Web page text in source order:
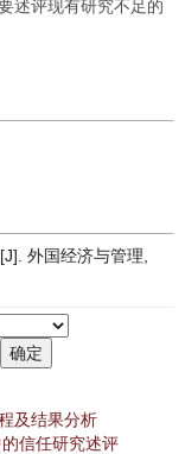
述评现有研究不足的
外国经济与管理,
及结果分析
信任研究述评